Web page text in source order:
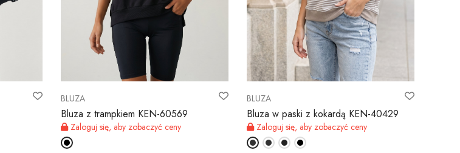
BLUZA
Bluza z trampkiem KEN-60569
Zaloguj się, aby zobaczyć ceny
BLUZA
Bluza w paski z kokardą KEN-40429
Zaloguj się, aby zobaczyć ceny